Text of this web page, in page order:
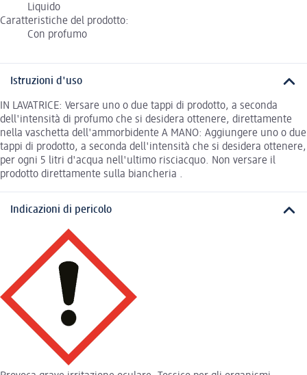
Liquido
Caratteristiche del prodotto:
Con profumo
Istruzioni d'uso
IN LAVATRICE: Versare uno o due tappi di prodotto, a seconda
dell'intensità di profumo che si desidera ottenere, direttamente
nella vaschetta dell'ammorbidente A MANO: Aggiungere uno o due
tappi di prodotto, a seconda dell'intensità che si desidera ottenere,
per ogni 5 litri d'acqua nell'ultimo risciacquo. Non versare il
prodotto direttamente sulla biancheria .
Indicazioni di pericolo